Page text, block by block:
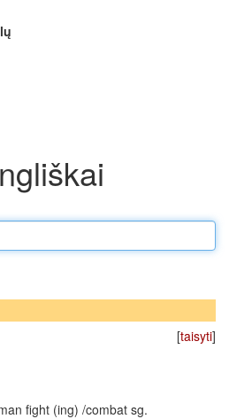
[taisyti]
fight (ing) /combat sg.